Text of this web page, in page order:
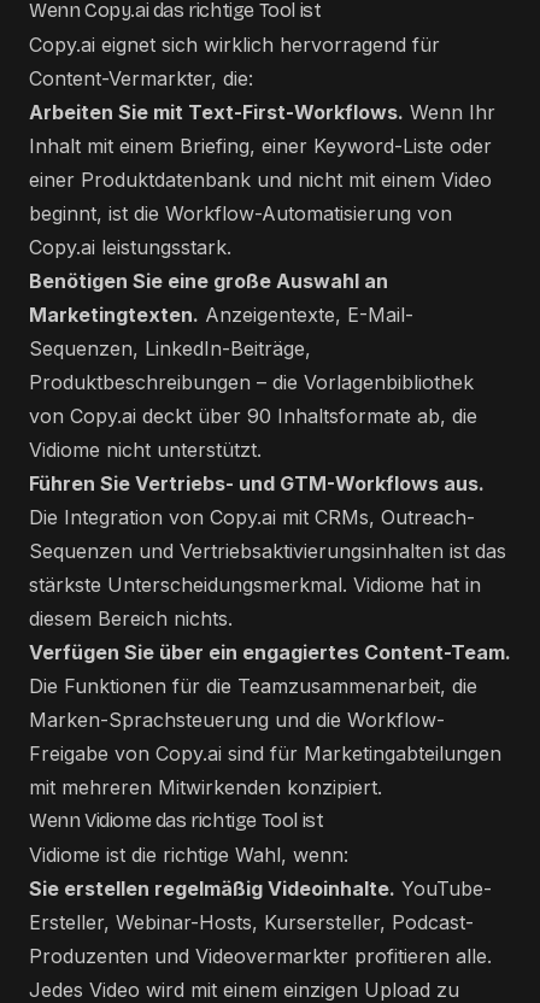
Wenn Copy.ai das richtige Tool ist
Copy.ai eignet sich wirklich hervorragend für
Content-Vermarkter, die:
Arbeiten Sie mit Text-First-Workflows. Wenn Ihr
Inhalt mit einem Briefing, einer Keyword-Liste oder
einer Produktdatenbank und nicht mit einem Video
beginnt, ist die Workflow-Automatisierung von
Copy.ai leistungsstark.
Benötigen Sie eine große Auswahl an
Marketingtexten. Anzeigentexte, E-Mail-
Sequenzen, LinkedIn-Beiträge,
Produktbeschreibungen – die Vorlagenbibliothek
von Copy.ai deckt über 90 Inhaltsformate ab, die
Vidiome nicht unterstützt.
Führen Sie Vertriebs- und GTM-Workflows aus.
Die Integration von Copy.ai mit CRMs, Outreach-
Sequenzen und Vertriebsaktivierungsinhalten ist das
stärkste Unterscheidungsmerkmal. Vidiome hat in
diesem Bereich nichts.
Verfügen Sie über ein engagiertes Content-Team.
Die Funktionen für die Teamzusammenarbeit, die
Marken-Sprachsteuerung und die Workflow-
Freigabe von Copy.ai sind für Marketingabteilungen
mit mehreren Mitwirkenden konzipiert.
Wenn Vidiome das richtige Tool ist
Vidiome ist die richtige Wahl, wenn:
Sie erstellen regelmäßig Videoinhalte. YouTube-
Ersteller, Webinar-Hosts, Kursersteller, Podcast-
Produzenten und Videovermarkter profitieren alle.
Jedes Video wird mit einem einzigen Upload zu